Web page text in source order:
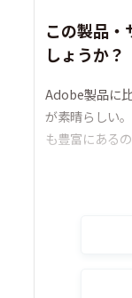
この製品・
しょうか？
Adobe製品に
が素晴らしい
も豊富にある